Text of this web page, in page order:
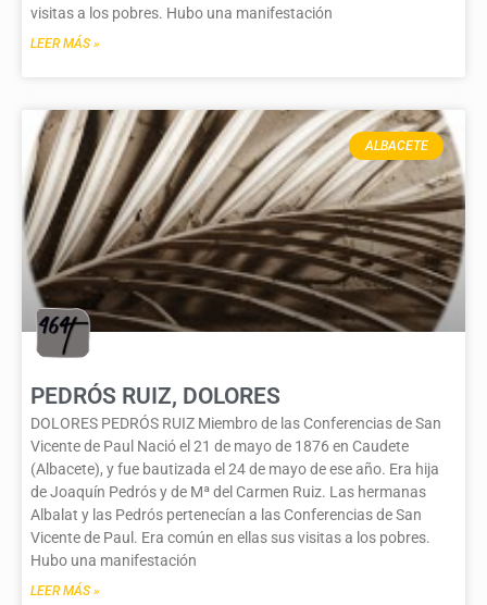
visitas a los pobres. Hubo una manifestación
LEER MÁS »
ALBACETE
PEDRÓS RUIZ, DOLORES
DOLORES PEDRÓS RUIZ Miembro de las Conferencias de San
Vicente de Paul Nació el 21 de mayo de 1876 en Caudete
(Albacete), y fue bautizada el 24 de mayo de ese año. Era hija
de Joaquín Pedrós y de Mª del Carmen Ruiz. Las hermanas
Albalat y las Pedrós pertenecían a las Conferencias de San
Vicente de Paul. Era común en ellas sus visitas a los pobres.
Hubo una manifestación
LEER MÁS »